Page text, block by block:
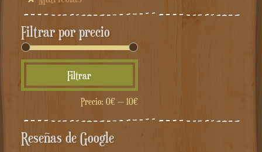
Filtrar por precio
mínimo
máximo
Filtrar
Precio: 0€— 10€
Reseñas de Google